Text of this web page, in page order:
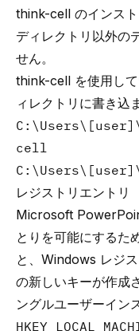
think-cell のインス
ディレクトリ以外の
せん。
think-cell を使用し
ィレクトリに書き込
cell
レジストリエントリ
Microsoft
とりを可能にするた
と、Windows レジ
の新しいキーが作成
ングルユーザーイン